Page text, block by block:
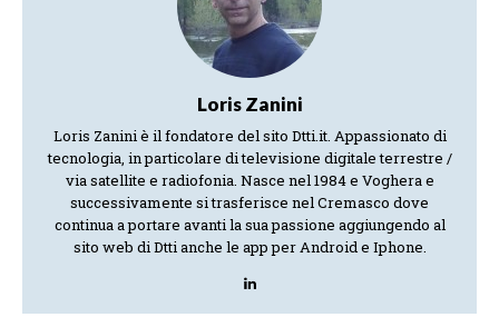
Loris Zanini
Loris Zanini è il fondatore del sito Dtti.it. Appassionato di
tecnologia, in particolare di televisione digitale terrestre /
via satellite e radiofonia. Nasce nel 1984 e Voghera e
successivamente si trasferisce nel Cremasco dove
continua a portare avanti la sua passione aggiungendo al
sito web di Dtti anche le app per Android e Iphone.